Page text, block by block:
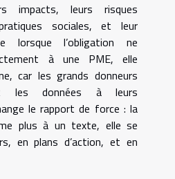
impacts, leurs risques
sociales, et leur
lorsque l’obligation ne
à une PME, elle
car les grands donneurs
les données à leurs
le rapport de force : la
plus à un texte, elle se
en plans d’action, et en